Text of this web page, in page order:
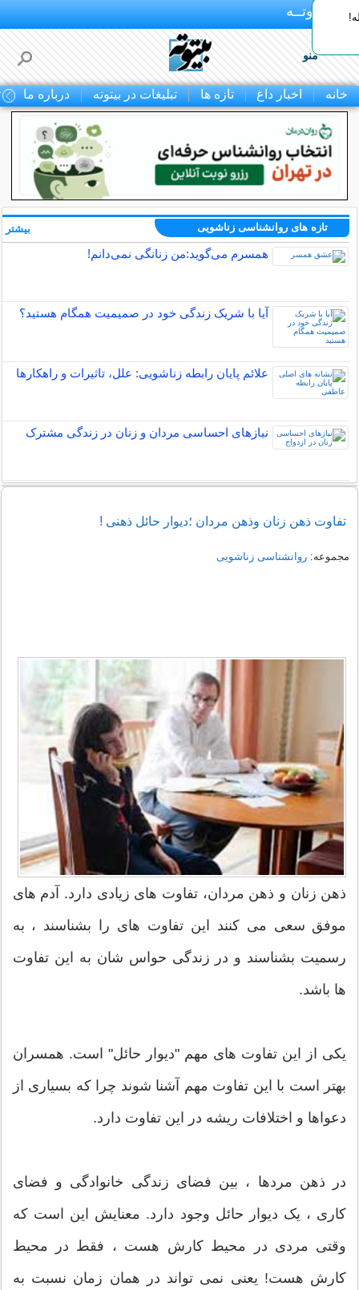
بـیتوتــه
منو
خانه اخبار داغ تازه ها تبلیغات در بیتوته درباره ما
تازه های روانشناسی زناشویی
همسرم می‌گوید:من زنانگی نمی‌دانم!
آیا با شریک زندگی خود در صمیمیت همگام هستید؟
علائم پایان رابطه زناشویی: علل، تاثیرات و راهکارها
نیازهای احساسی مردان و زنان در زندگی مشترک
بیشتر
تفاوت ذهن زنان وذهن مردان ؛دیوار حائل ذهنی !
مجموعه:روانشناسی زناشویی
ذهن زنان و ذهن مردان، تفاوت های زیادی دارد. آدم های
موفق سعی می کنند این تفاوت های را بشناسند ، به
رسمیت بشناسند و در زندگی حواس شان به این تفاوت
ها باشد.
یکی از این تفاوت های مهم "دیوار حائل" است. همسران
بهتر است با این تفاوت مهم آشنا شوند چرا که بسیاری از
دعواها و اختلافات ریشه در این تفاوت دارد.
در ذهن مردها ، بین فضای زندگی خانوادگی و فضای
کاری ، یک دیوار حائل وجود دارد. معنایش این است که
وقتی مردی در محیط کارش هست ، فقط در محیط
کارش هست! یعنی نمی تواند در همان زمان نسبت به